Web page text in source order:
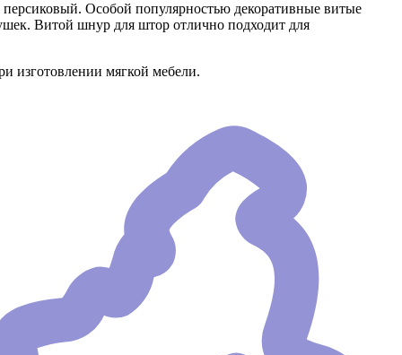
Особой популярностью декоративные витые
Витой шнур для штор отлично подходит для
изготовлении мягкой мебели.